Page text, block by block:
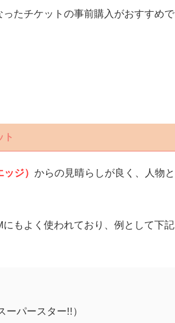
たチケットの事前購入がおすすめで
ト
ジ） からの見晴らしが良く、人物と
もよく使われており、例として下記
パースター!!）